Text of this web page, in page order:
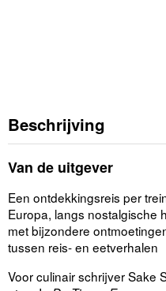
Beschrijving
Van de uitgever
Een ontdekkingsreis per
Europa, langs nostalgische
met bijzondere
tussen reis- en eetverhalen
Voor culinair schrijver Sake